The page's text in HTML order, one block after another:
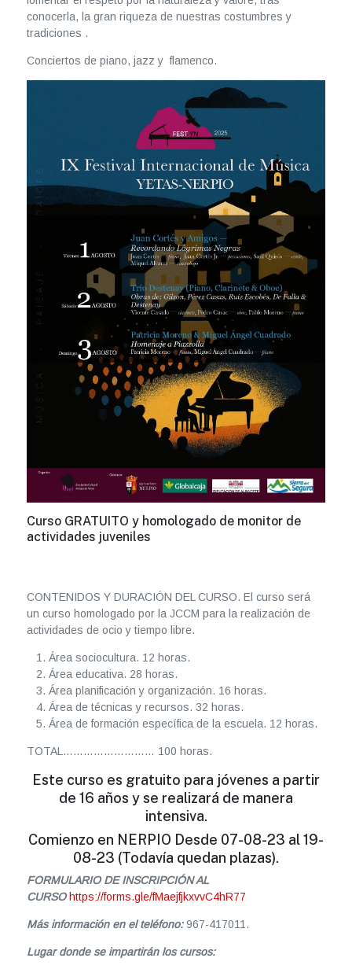
conocerla, la gran riqueza de nuestras costumbres y
tradiciones .
Conciertos de piano, jazz y flamenco.
Curso GRATUITO y homologado de monitor de
actividades juveniles
CONTENIDOS Y DURACIÓN DEL CURSO. El curso será
un curso homologado por la JCCM para la realización de
actividades de ocio y tiempo libre.
Área sociocultura. 12 horas.
Área educativa. 28 horas.
Área planificación y organización. 16 horas.
Área de técnicas y recursos. 32 horas.
Área de formación específica de la escuela. 12 horas.
TOTAL……………………… 100 horas.
Este curso es gratuito para jóvenes a partir
de 16 años y se realizará de manera
intensiva.
Comienzo en NERPIO Desde 07-08-23 al 19-
08-23 (Todavía quedan plazas).
FORMULARIO DE INSCRIPCIÓN AL
CURSO https://forms.gle/fMaejfjkxvvC4hR77
Más información en el teléfono:967-417011.
Lugar donde se impartirán los cursos: